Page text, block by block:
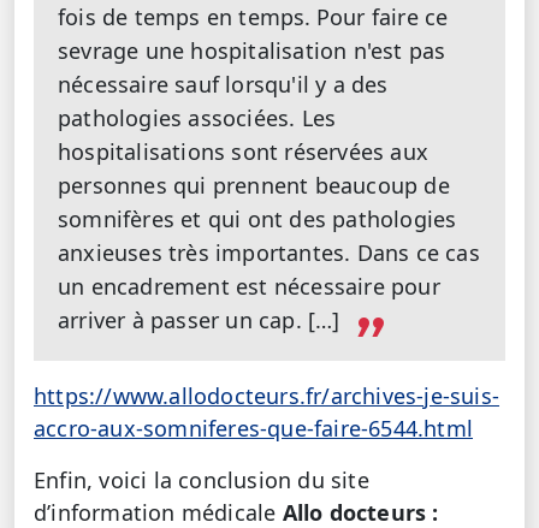
fois de temps en temps. Pour faire ce
sevrage une hospitalisation n'est pas
nécessaire sauf lorsqu'il y a des
pathologies associées. Les
hospitalisations sont réservées aux
personnes qui prennent beaucoup de
somnifères et qui ont des pathologies
anxieuses très importantes. Dans ce cas
un encadrement est nécessaire pour
arriver à passer un cap. […]
https://www.allodocteurs.fr/archives-je-suis-
accro-aux-somniferes-que-faire-6544.html
Enfin, voici la conclusion du site
d’information médicale Allo docteurs :